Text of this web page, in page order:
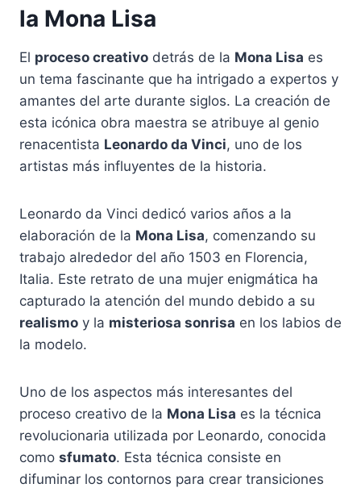
la Mona Lisa
El proceso creativo detrás de la Mona Lisa es
un tema fascinante que ha intrigado a expertos y
amantes del arte durante siglos. La creación de
esta icónica obra maestra se atribuye al genio
renacentista Leonardo da Vinci, uno de los
artistas más influyentes de la historia.
Leonardo da Vinci dedicó varios años a la
elaboración de la Mona Lisa, comenzando su
trabajo alrededor del año 1503 en Florencia,
Italia. Este retrato de una mujer enigmática ha
capturado la atención del mundo debido a su
realismo y la misteriosa sonrisa en los labios de
la modelo.
Uno de los aspectos más interesantes del
proceso creativo de la Mona Lisa es la técnica
revolucionaria utilizada por Leonardo, conocida
como sfumato. Esta técnica consiste en
difuminar los contornos para crear transiciones